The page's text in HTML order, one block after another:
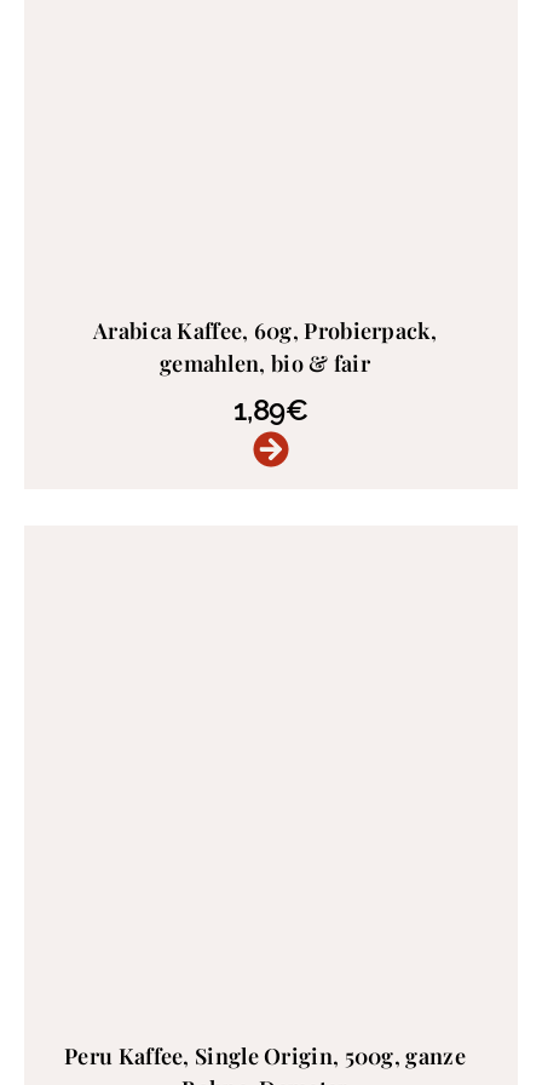
Arabica Kaffee, 60g, Probierpack,
gemahlen, bio & fair
1,89€
Peru Kaffee, Single Origin, 500g, ganze